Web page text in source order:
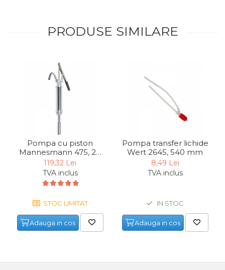
PRODUSE SIMILARE
Pompa cu piston
Mannesmann 475, 20
litri/minut
119,32 Lei
TVA inclus
STOC LIMITAT
Adauga in cos
Pompa transfer lichide
Wert 2645, 540 mm
8,49 Lei
TVA inclus
IN STOC
Adauga in cos